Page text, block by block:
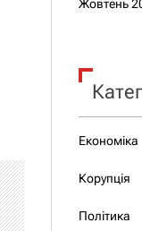
Жовтень
Економіка
Корупція
Політика